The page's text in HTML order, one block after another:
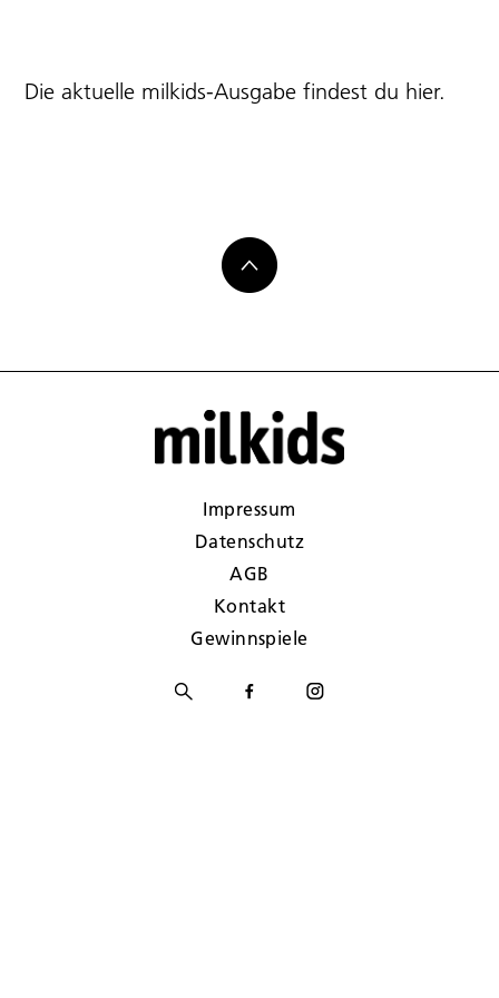
Die aktuelle milkids-Ausgabe findest du hier.
Impressum
Datenschutz
AGB
Kontakt
Gewinnspiele